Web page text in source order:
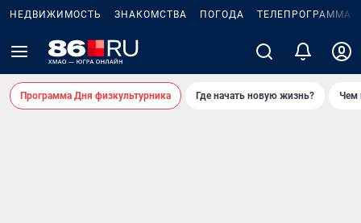
НЕДВИЖИМОСТЬ ЗНАКОМСТВА ПОГОДА ТЕЛЕПРОГРАММА
Программа Дня физкультурника Где начать новую жизнь? Чем